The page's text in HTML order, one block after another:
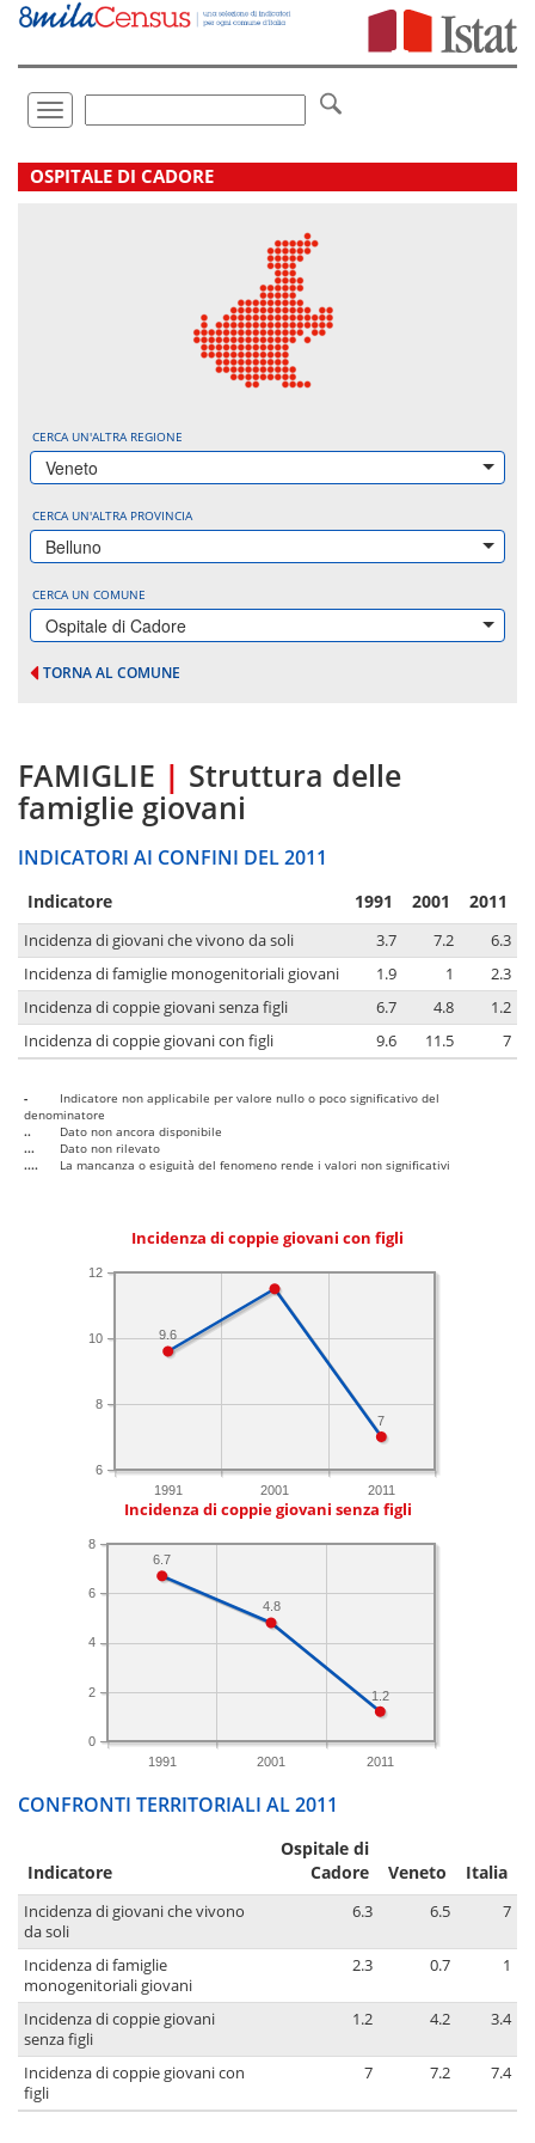
Vai
direttamente
Toggle
navigation
.
OSPITALE DI CADORE
CERCA UN'ALTRA REGIONE
Veneto
CERCA UN'ALTRA PROVINCIA
Belluno
CERCA UN COMUNE
Ospitale di Cadore
TORNA AL COMUNE
FAMIGLIE | Struttura delle
famiglie giovani
INDICATORI AI CONFINI DEL 2011
Indicatore 1991 2001 2011
Incidenza di giovani che vivono da soli 3.7 7.2
6.3
Incidenza di famiglie monogenitoriali giovani
1.9 1
2.3
Incidenza di coppie giovani senza figli
6.7 4.8
1.2
Incidenza di coppie giovani con figli
9.6 11.5 7
-
Indicatore non applicabile per valore nullo o poco significativo del
denominatore
..
Dato non ancora disponibile
...
Dato non rilevato
....
La mancanza o esiguità del fenomeno rende i valori non significativi
Incidenza di coppie giovani con figli
1991 2001 2011
6
8
10
12
7
9.6
Incidenza di coppie giovani senza figli
1991 2001 2011
0
2
4
6
8
1.2
4.8
6.7
CONFRONTI TERRITORIALI AL 2011
Indicatore
Ospitale di
Cadore
Veneto Italia
Incidenza di giovani che vivono
da soli
6.3 6.5 7
Incidenza di famiglie
monogenitoriali giovani
2.3 0.7 1
Incidenza di coppie giovani
senza figli
1.2 4.2 3.4
Incidenza di coppie giovani con
figli
7 7.2 7.4